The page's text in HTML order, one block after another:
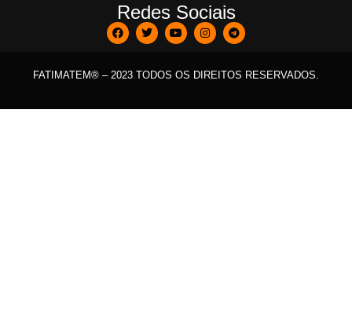
Redes Sociais
FATIMATEM® – 2023 TODOS OS DIREITOS RESERVADOS.